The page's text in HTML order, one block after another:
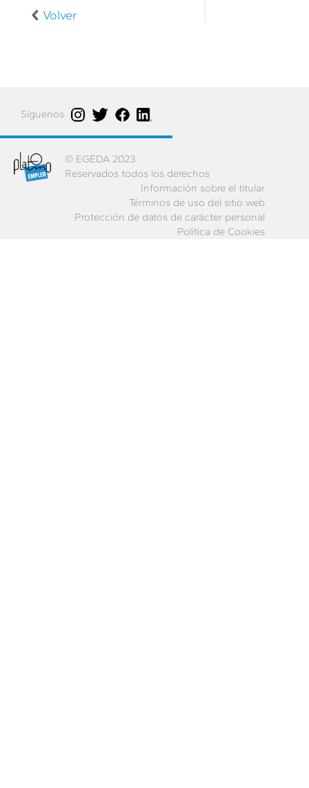
Volver
Síguenos
© EGEDA 2023.
Reservados todos los derechos
Información sobre el titular
Términos de uso del sitio web
Protección de datos de carácter personal
Política de Cookies